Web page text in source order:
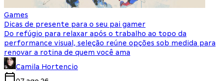
Games
Dicas de presente para o seu pai gamer
Do refúgio para relaxar após o trabalho ao topo da
performance visual, seleção reúne opções sob medida para
renovar a rotina de quem você ama
Camila Hortencio